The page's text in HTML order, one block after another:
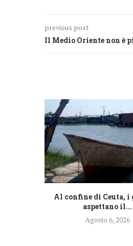
previous post
Il Medio Oriente non è
Al confine di Ceuta,
aspettano il...
Agosto 6, 2026